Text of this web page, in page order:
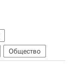
Общество